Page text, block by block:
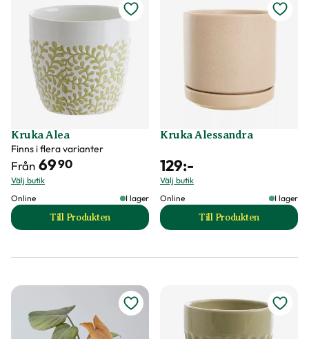
Kruka Alea
Finns i flera varianter
Från 6990
Välj butik
Online
I lager
Till Produkten
till Kruka Alea produktsida
Kruka Alessandra
129:-
Välj butik
Online
I lager
Till Produkten
till Kruka